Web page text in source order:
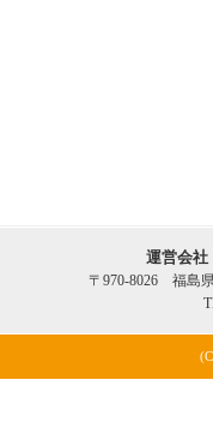
運営会
〒970-8026 福島